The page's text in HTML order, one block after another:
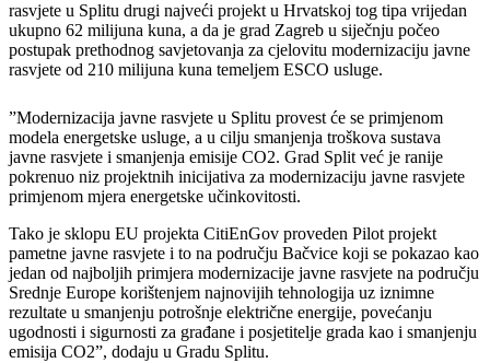
rasvjete u Splitu drugi najveći projekt u Hrvatskoj ​tog tipa vrijedan ​
ukupno ​62 milijuna kuna​, a da je grad Zagreb u siječnju počeo
postupak prethodnog savjetovanja za cjelovitu modernizaciju javne
rasvjete od 210 milijuna kuna temeljem ESCO usluge.
​”​Modernizacija javne rasvjete u Splitu provest će se primjenom
modela energetske usluge, a u cilju smanjenja troškova sustava
javne rasvjete i smanjenja emisije CO2​​. Grad Split već je ranije
pokrenuo niz projektnih inicijativa za modernizaciju javne rasvjete
primjenom mjera energetske učinkovitosti.
Tako je​ sklopu EU projekta CitiEnGov proveden Pilot projekt
pametne javne rasvjete i to na području Bačvice​ ​koji se pokazao kao
jedan od najboljih primjera modernizacije javne rasvjete na području
Srednje Europe korištenjem najnovijih tehnologija uz iznimne
rezultate u smanjenju potrošnje električne energije, povećanju
ugodnosti i sigurnosti za građane i posjetitelje grada kao i smanjenju
emisija CO2​”, dodaju u Gradu Splitu​.